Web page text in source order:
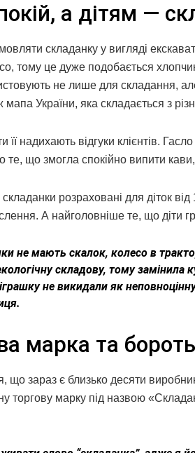
а дітям —
складанку у вигляді
тому це дуже подобається
не лише для складання,
мапа України, яка складається з
її надихають відгуки клієнтів.
те, що змогла спокійно випити
розраховані для діток
А найголовніше те, що діти
не мають скалок, колесо в
складову, тому
іграшку не викидали як
марка та
що зараз є близько десяти
торгову марку під назвою